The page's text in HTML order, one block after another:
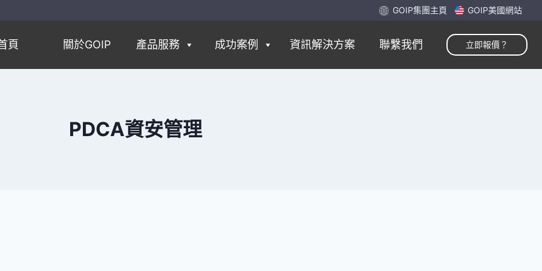
GOIP集團主頁 GOIP美國網站
頁 關於GOIP 產品服務 成功案例 資訊解決方案 聯繫我們 立即報價？
PDCA資安管理